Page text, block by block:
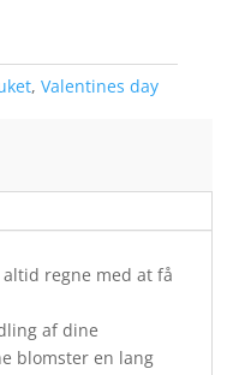
, Valentines day
regne med at få
af dine
blomster en lang